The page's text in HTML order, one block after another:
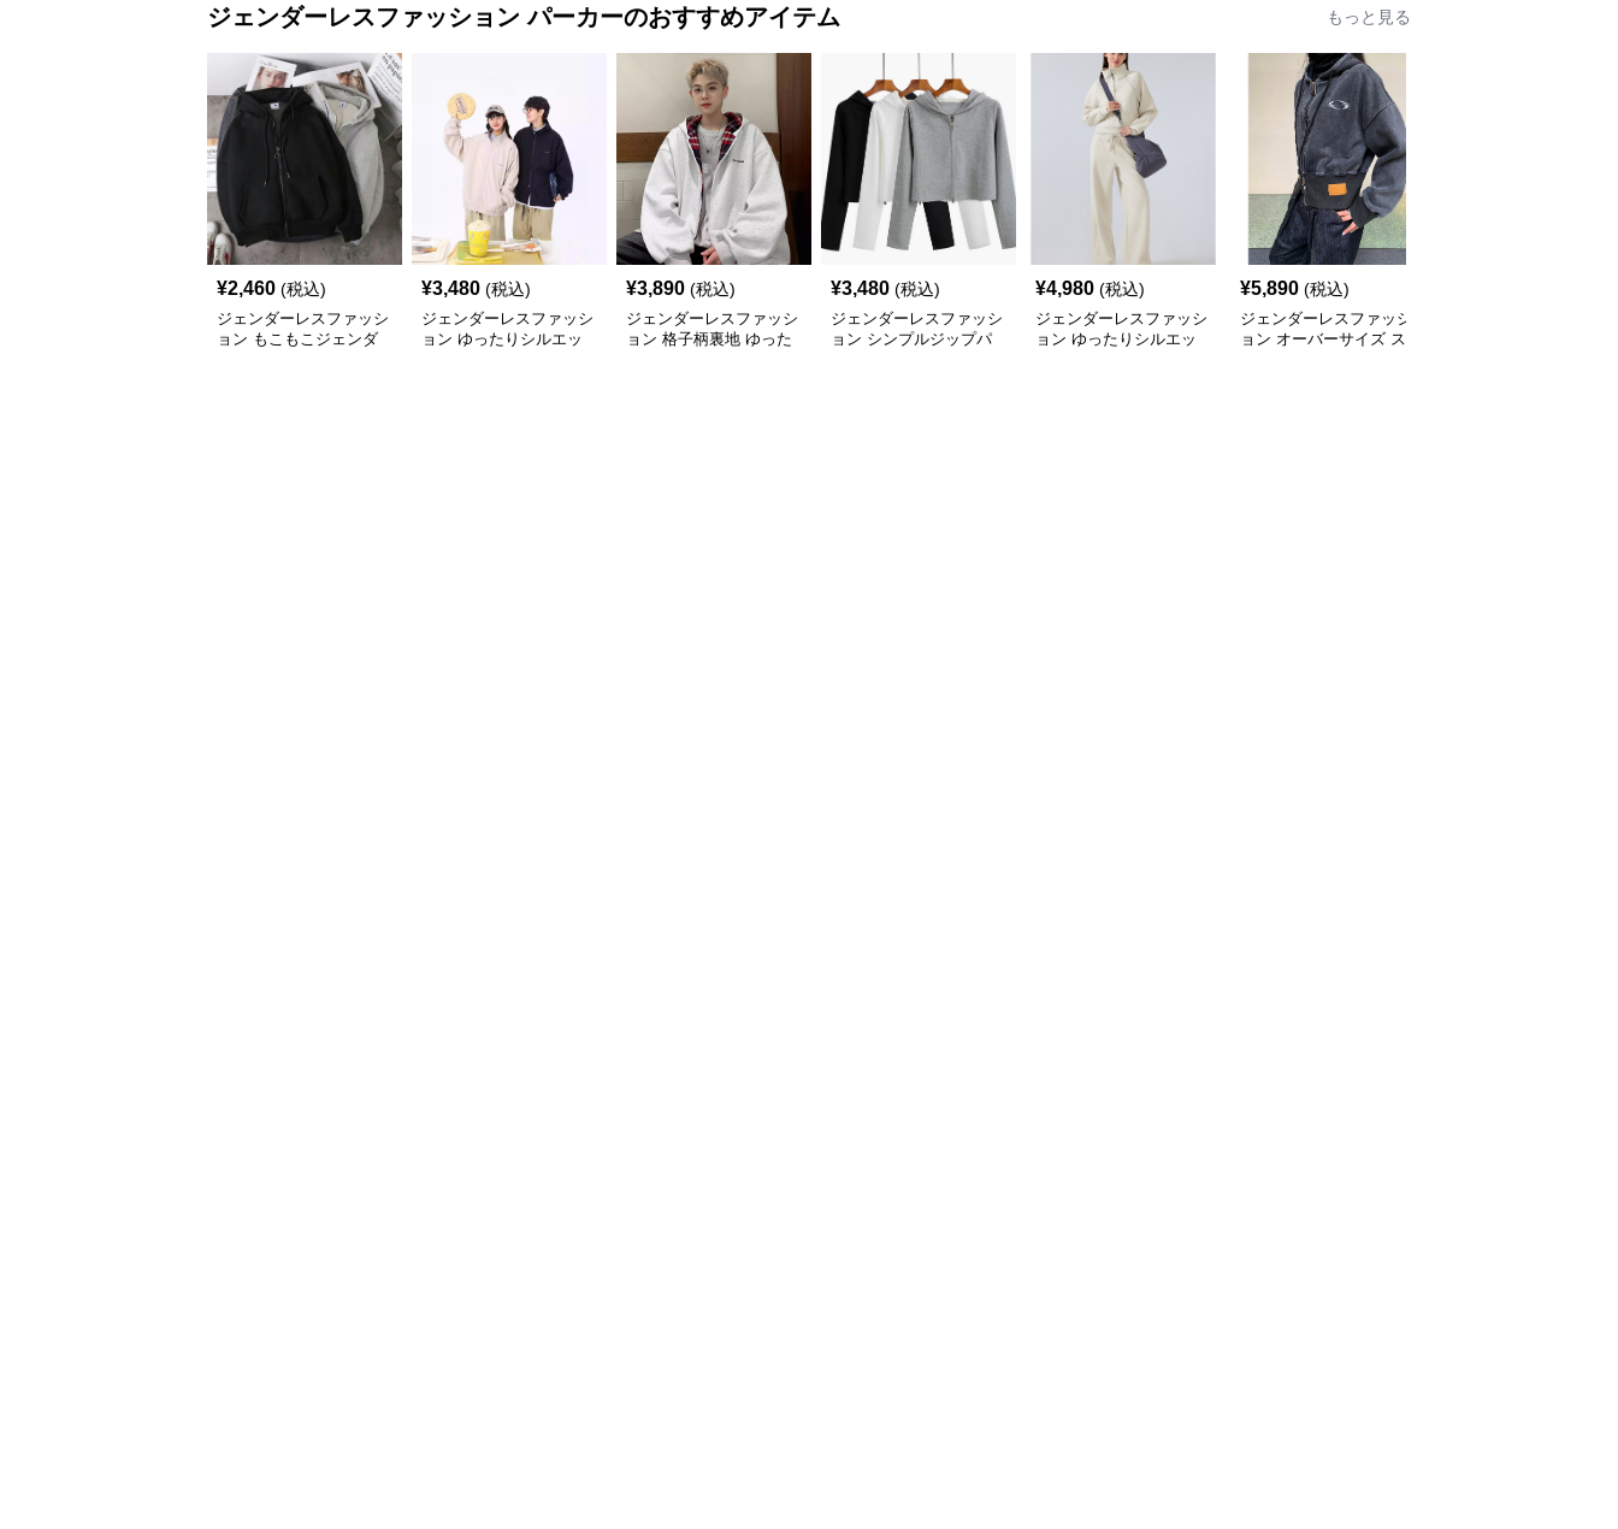
ジェンダーレスファッション パーカーのおすすめアイテム もっと見る
¥2,460 (税込)
ジェンダーレスファッシ
ョン もこもこジェンダ
¥3,480 (税込)
ジェンダーレスファッシ
ョン ゆったりシルエッ
¥3,890 (税込)
ジェンダーレスファッシ
ョン 格子柄裏地 ゆった
¥3,480 (税込)
ジェンダーレスファッシ
ョン シンプルジップパ
¥4,980 (税込)
ジェンダーレスファッシ
ョン ゆったりシルエッ
¥5,890 (税込)
ジェンダーレスファッシ
ョン オーバーサイズ ス